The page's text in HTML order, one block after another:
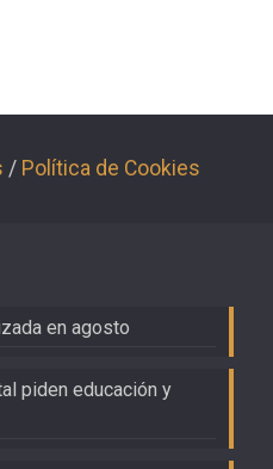
/ Política de Cookies
en agosto
piden educación y